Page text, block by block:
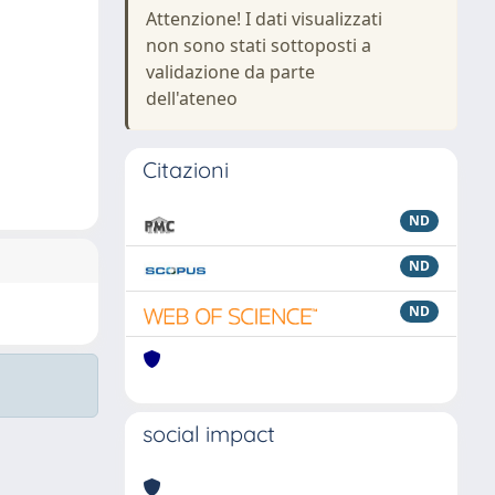
Attenzione! I dati visualizzati
non sono stati sottoposti a
validazione da parte
dell'ateneo
Citazioni
ND
ND
ND
social impact